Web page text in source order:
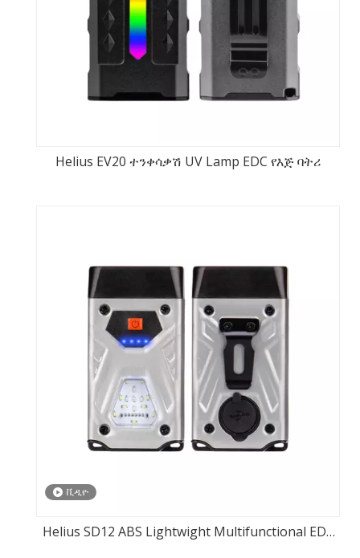
Helius EV20 ተንቀሳቃሽ UV Lamp EDC የእጅ ባትሪ
ቪዲዮ
Helius SD12 ABS Lightwight Multifunctional EDC